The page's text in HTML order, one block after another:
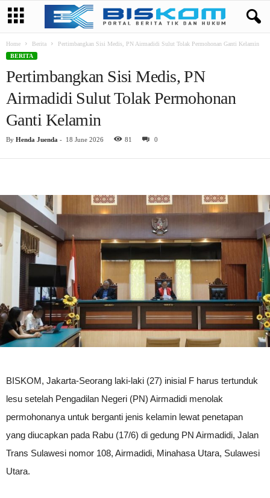
Home Berita
Pertimbangkan Sisi Medis, PN Airmadidi Sulut Tolak Permohonan Ganti Kelamin
BERITA
Pertimbangkan Sisi Medis, PN
Airmadidi Sulut Tolak Permohonan
Ganti Kelamin
By Henda Juenda - 18 June 2026 81 0
BISKOM, Jakarta-Seorang laki-laki (27) inisial F harus tertunduk
lesu setelah Pengadilan Negeri (PN) Airmadidi menolak
permohonanya untuk berganti jenis kelamin lewat penetapan
yang diucapkan pada Rabu (17/6) di gedung PN Airmadidi, Jalan
Trans Sulawesi nomor 108, Airmadidi, Minahasa Utara, Sulawesi
Utara.